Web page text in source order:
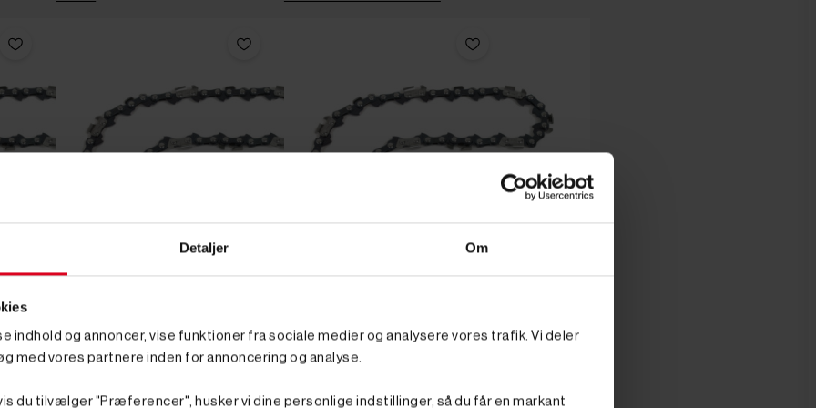
Detaljer Om
indhold og annoncer, vise funktioner fra sociale medier og analysere vores trafik. Vi deler
med vores partnere inden for annoncering og analyse.
du tilvælger "Præferencer", husker vi dine personlige indstillinger, så du får en markant
 
 
Ikke på lager
 
 
På lager